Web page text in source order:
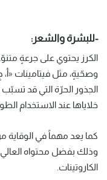
-للبشرة والشعر:
الكرز يحتوي على جرعةٍ
وصحّيةٍ، مثل فيتامينات «أ،
الجذور الحرّة التي قد
خلاياها عند الاستخدام
كما يعد مهماً في الوقاية
وذلك بفضل محتواه
الكاروتينات.